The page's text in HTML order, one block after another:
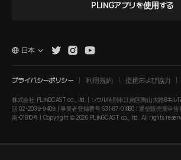
PLINGアプリを使用する
プライバシーポリシー 利用規約 提携および協力
株式会社 PLINGCAST co., ltd. | ソウル特別市江南区陶山大路8キル
話 02-2039-9409 | 事業者登録番号 631-87-01880 | 通信販売業申告
南-01810号 | Copyright © 2026 PLINGCAST co., ltd. All rights
日本